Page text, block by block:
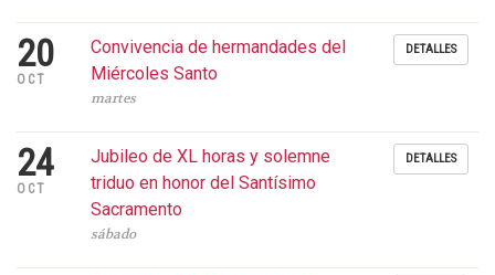
20
OCT
Convivencia de hermandades del
Miércoles Santo
martes
DETALLES
24
OCT
Jubileo de XL horas y solemne
triduo en honor del Santísimo
Sacramento
sábado
DETALLES